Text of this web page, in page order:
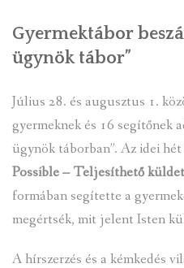
Gyermektábor
ügynök tábor”
Július 28. és augusztus 1.
gyermeknek és 16 segítőnek
ügynök táborban”. Az idei
Possible – Teljesíthető
formában segítette a
megértsék, mit jelent Isten
A hírszerzés és a kémkedés